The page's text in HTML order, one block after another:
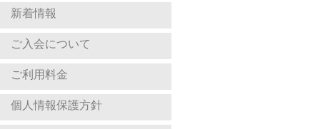
新着情報
ご入会について
ご利用料金
個人情報保護方針